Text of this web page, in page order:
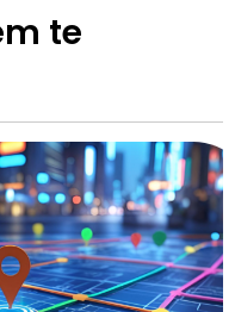
te